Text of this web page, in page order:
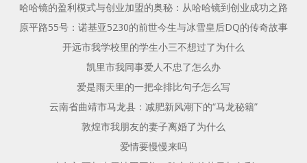
哈哈镜的盈利模式与创业加盟的奥秘：从哈哈镜到创业成功之路
原平路55号：诺基亚5230的前世今生与冰雪皇后DQ的传奇故事
开远市我学校里的学生小三不想过了为什么
凯里市我同事爱人不忠了怎么办
爱是雨天里的一把伞排比句子怎么写
云南省曲靖市马龙县：减肥新风潮下的“马龙秘籍”
敦煌市我朋友的妻子离婚了为什么
爱情要慢慢来吗